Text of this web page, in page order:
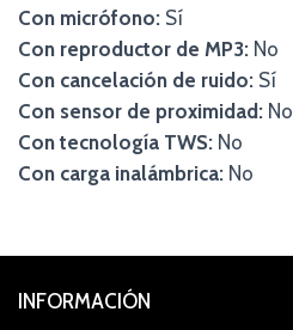
Con micrófono: Sí
Con reproductor de MP3: No
Con cancelación de ruido: Sí
Con sensor de proximidad: No
Con tecnología TWS: No
Con carga inalámbrica: No
INFORMACIÓN